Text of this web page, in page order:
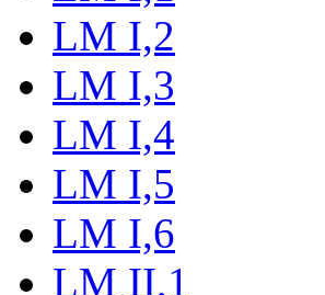
LM I,2
LM I,3
LM I,4
LM I,5
LM I,6
LM II,1